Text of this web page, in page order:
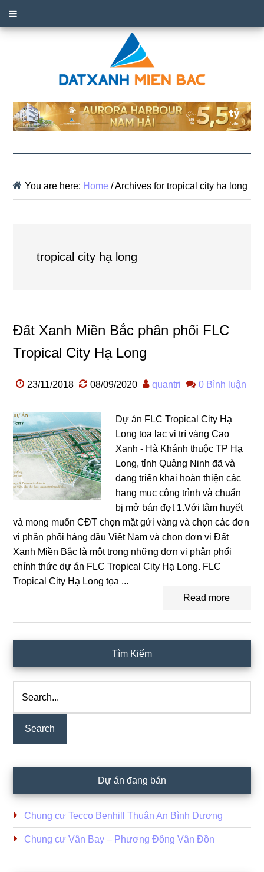
You are here: Home /Archives for tropical city hạ long
tropical city hạ long
Đất Xanh Miền Bắc phân phối FLC
Tropical City Hạ Long
23/11/2018 08/09/2020 quantri 0 Bình luận
Dự án FLC Tropical City Hạ
Long tọa lạc vị trí vàng Cao
Xanh - Hà Khánh thuộc TP Hạ
Long, tỉnh Quảng Ninh đã và
đang triển khai hoàn thiện các
hạng mục công trình và chuẩn
bị mở bán đợt 1.Với tâm huyết
và mong muốn CĐT chọn mặt gửi vàng và chọn các đơn
vị phân phối hàng đầu Việt Nam và chọn đơn vị Đất
Xanh Miền Bắc là một trong những đơn vị phân phối
chính thức dự án FLC Tropical City Hạ Long. FLC
Tropical City Hạ Long tọa ...
Read more
Sidebar
Tìm Kiếm
Dự án đang bán
Chung cư Tecco Benhill Thuận An Bình Dương
Chung cư Vân Bay – Phương Đông Vân Đồn